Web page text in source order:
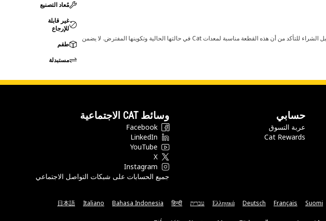
قد تؤدي أي تغييرات في ضبط الشركة المصنعة إلى عدم ملاءمة المنتج لمعدات Cat لديك. يرجى استشارة وكيل Cat لديك قبل الشراء للتأكد من أن هذه القطعة مناسبة لمعدات Cat في حالتها الحالية وتكوينها المفترض. لا يضمن
مُعاد التصنيع
غير قابلة
للإرجاع
طقم
مستبدلة
حسابي
عربة التسوق
Cat Rewards
وسائط CAT الاجتماعية
Facebook
LinkedIn
YouTube
X
Instagram
جميع الحسابات على شبكات التواصل الاجتماعي
Suomi
Français
Deutsch
Ελληνικά עברית हिन्दी
Bahasa Indonesia
Italiano
日本語